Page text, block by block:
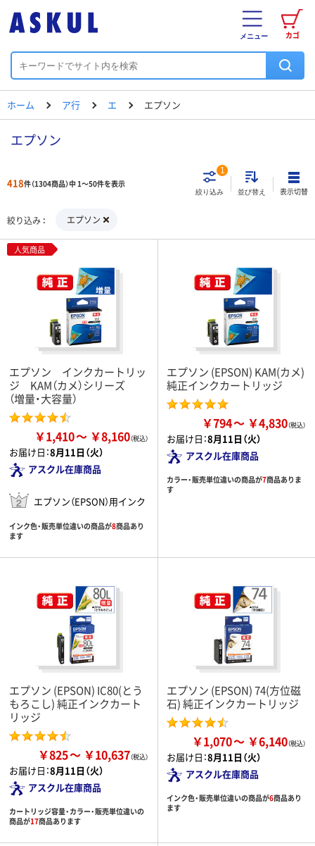
カゴ
メニュー
ホーム ア行 エ エプソン
エプソン
418件（1304商品）中 1～50件を表示
絞り込み
1
並び替え 表示切替
絞り込み エプソン
人気商品
エプソン インクカートリッ
ジ KAM（カメ）シリーズ
（増量・大容量）
￥1,410 ￥8,160
お届け日：8月11日（火）
アスクル在庫商品
エプソン（EPSON）用インク
インク色・販売単位違いの商品が8商品あり
ます
エプソン (EPSON) KAM(カメ)
純正インクカートリッジ
￥794 ￥4,830
お届け日：8月11日（火）
アスクル在庫商品
カラー・販売単位違いの商品が7商品ありま
す
エプソン (EPSON) IC80(とう
もろこし) 純正インクカート
リッジ
￥825 ￥10,637
お届け日：8月11日（火）
アスクル在庫商品
カートリッジ容量・カラー・販売単位違いの
商品が17商品あります
エプソン (EPSON) 74(方位磁
石) 純正インクカートリッジ
￥1,070 ￥6,140
お届け日：8月11日（火）
アスクル在庫商品
インク色・販売単位違いの商品が6商品あり
ます